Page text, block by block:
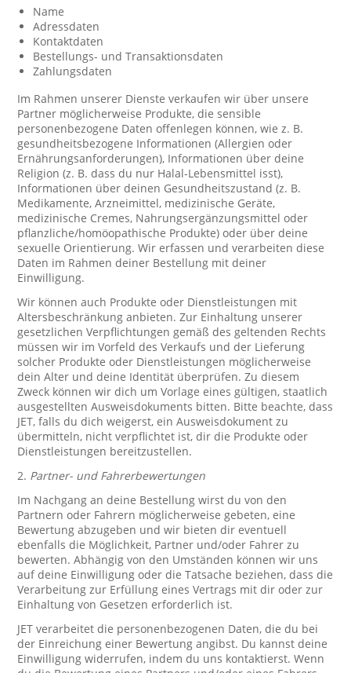
Name
Adressdaten
Kontaktdaten
Bestellungs- und Transaktionsdaten
Zahlungsdaten
Im Rahmen unserer Dienste verkaufen wir über unsere
Partner möglicherweise Produkte, die sensible
personenbezogene Daten offenlegen können, wie z. B.
gesundheitsbezogene Informationen (Allergien oder
Ernährungsanforderungen), Informationen über deine
Religion (z. B. dass du nur Halal-Lebensmittel isst),
Informationen über deinen Gesundheitszustand (z. B.
Medikamente, Arzneimittel, medizinische Geräte,
medizinische Cremes, Nahrungsergänzungsmittel oder
pflanzliche/homöopathische Produkte) oder über deine
sexuelle Orientierung. Wir erfassen und verarbeiten diese
Daten im Rahmen deiner Bestellung mit deiner
Einwilligung.
Wir können auch Produkte oder Dienstleistungen mit
Altersbeschränkung anbieten. Zur Einhaltung unserer
gesetzlichen Verpflichtungen gemäß des geltenden Rechts
müssen wir im Vorfeld des Verkaufs und der Lieferung
solcher Produkte oder Dienstleistungen möglicherweise
dein Alter und deine Identität überprüfen. Zu diesem
Zweck können wir dich um Vorlage eines gültigen, staatlich
ausgestellten Ausweisdokuments bitten. Bitte beachte, dass
JET, falls du dich weigerst, ein Ausweisdokument zu
übermitteln, nicht verpflichtet ist, dir die Produkte oder
Dienstleistungen bereitzustellen.
2. Partner- und Fahrerbewertungen
Im Nachgang an deine Bestellung wirst du von den
Partnern oder Fahrern möglicherweise gebeten, eine
Bewertung abzugeben und wir bieten dir eventuell
ebenfalls die Möglichkeit, Partner und/oder Fahrer zu
bewerten. Abhängig von den Umständen können wir uns
auf deine Einwilligung oder die Tatsache beziehen, dass die
Verarbeitung zur Erfüllung eines Vertrags mit dir oder zur
Einhaltung von Gesetzen erforderlich ist.
JET verarbeitet die personenbezogenen Daten, die du bei
der Einreichung einer Bewertung angibst. Du kannst deine
Einwilligung widerrufen, indem du uns kontaktierst. Wenn